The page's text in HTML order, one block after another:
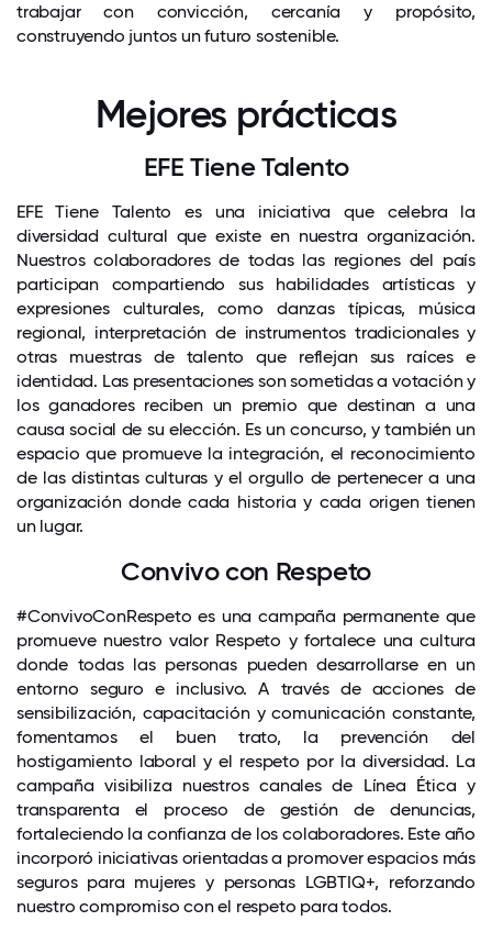
trabajar con convicción, cercanía y propósito,
construyendo juntos un futuro sostenible.
Mejores prácticas
EFE Tiene Talento
EFE Tiene Talento es una iniciativa que celebra la
diversidad cultural que existe en nuestra organización.
Nuestros colaboradores de todas las regiones del país
participan compartiendo sus habilidades artísticas y
expresiones culturales, como danzas típicas, música
regional, interpretación de instrumentos tradicionales y
otras muestras de talento que reflejan sus raíces e
identidad. Las presentaciones son sometidas a votación y
los ganadores reciben un premio que destinan a una
causa social de su elección. Es un concurso, y también un
espacio que promueve la integración, el reconocimiento
de las distintas culturas y el orgullo de pertenecer a una
organización donde cada historia y cada origen tienen
un lugar.
Convivo con Respeto
#ConvivoConRespeto es una campaña permanente que
promueve nuestro valor Respeto y fortalece una cultura
donde todas las personas pueden desarrollarse en un
entorno seguro e inclusivo. A través de acciones de
sensibilización, capacitación y comunicación constante,
fomentamos el buen trato, la prevención del
hostigamiento laboral y el respeto por la diversidad. La
campaña visibiliza nuestros canales de Línea Ética y
transparenta el proceso de gestión de denuncias,
fortaleciendo la confianza de los colaboradores. Este año
incorporó iniciativas orientadas a promover espacios más
seguros para mujeres y personas LGBTIQ+, reforzando
nuestro compromiso con el respeto para todos.